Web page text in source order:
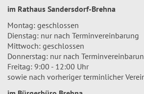
im Rathaus Sandersdorf-Brehna
Montag: geschlossen
Dienstag: nur nach Terminvereinbarung
Mittwoch: geschlossen
Donnerstag: nur nach
Freitag: 9:00 - 12:00 Uhr
sowie nach vorheriger terminlicher